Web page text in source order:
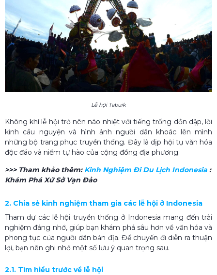
Lễ hội Tabuik
Không khí lễ hội trở nên náo nhiệt với tiếng trống dồn dập, lời
kinh cầu nguyện và hình ảnh người dân khoác lên mình
những bộ trang phục truyền thống. Đây là dịp hội tụ văn hóa
độc đáo và niềm tự hào của cộng đồng địa phương.
>>> Tham khảo thêm: Kinh Nghiệm Đi Du Lịch Indonesia​ :
Khám Phá Xứ Sở Vạn Đảo
2. Chia sẻ kinh nghiệm tham gia các lễ hội ở Indonesia
Tham dự các lễ hội truyền thống ở Indonesia mang đến trải
nghiệm đáng nhớ, giúp bạn khám phá sâu hơn về văn hóa và
phong tục của người dân bản địa. Để chuyến đi diễn ra thuận
lợi, bạn nên ghi nhớ một số lưu ý quan trọng sau.
2.1. Tìm hiểu trước về lễ hội